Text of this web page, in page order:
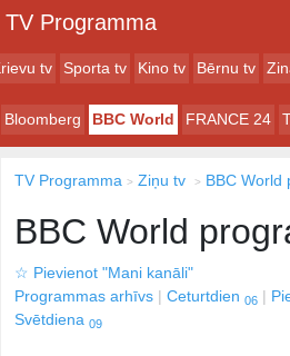
TV Programma
tv Sporta tv Kino tv Bērnu tv
Bloomberg BBC World FRANCE 24
TV Programma Ziņu tv BBC World
BBC World
☆ Pievienot "Mani kanāli"
Programmas arhīvs
Ceturtdien 06
Svētdiena 09